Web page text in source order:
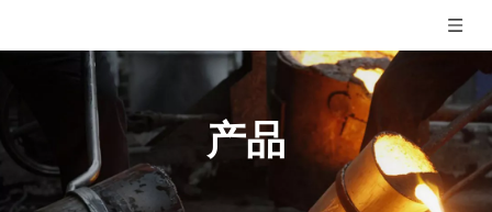
产品